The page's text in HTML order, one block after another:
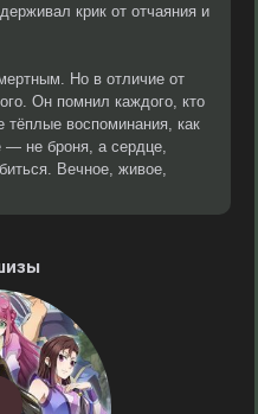
крик от отчаяния и
Но в отличие от
Он помнил каждого, кто
воспоминания, как
— не броня, а сердце,
Вечное, живое,